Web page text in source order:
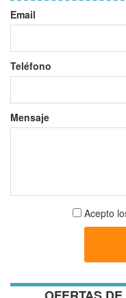
Email
Teléfono
Mensaje
Aceptar
términos
Acepto